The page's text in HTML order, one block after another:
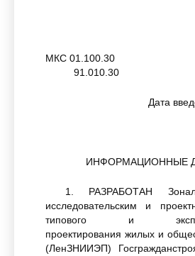
МКС 01.100.30
91.010.30
Дата
ИНФОРМАЦИОННЫЕ
1. РАЗРАБОТАН
исследовательским и
типового и
проектирования жилых и
(ЛенЗНИИЭП)